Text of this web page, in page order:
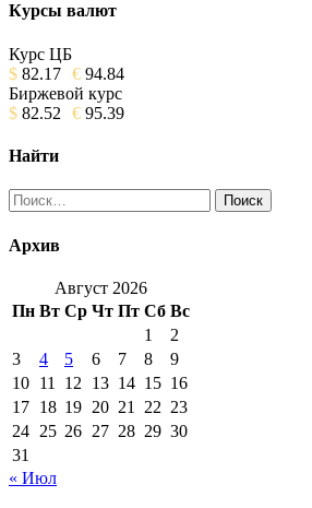
Курсы валют
Курс ЦБ
$ 82.17 € 94.84
Биржевой курс
$ 82.52 € 95.39
Найти
Найти:
Архив
Август 2026
Пн Вт Ср Чт Пт Сб Вс
1
2
3
4 5 6 7 8
9
10 11 12 13 14 15 16
17 18 19 20 21 22 23
24 25 26 27 28 29 30
31
« Июл